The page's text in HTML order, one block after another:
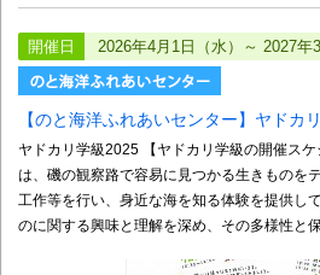
開催日 2026年4月1日（水）～ 2027年
【のと海洋ふれあいセンター】ヤドカ
ヤドカリ学級2025 【ヤドカリ学級の開催ス
は、磯の観察路で容易に見つかる生きもの
工作等を行い、身近な海を知る体験を提供
のに関する興味と理解を深め、その多様性と